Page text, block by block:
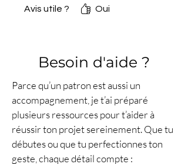
Crochet n°2,50 et n°1,50.
blocage.
Nombre de pelotes estimé :
XS–L : 1 écheveau de
chaque couleur / XL–6XL : 2
/ 7XL–8XL : 3.
Points utilisés
Maille en l’air (m.l.)
Avis utile ? Oui
Besoin d'aide ?
Parce qu’un patron est aussi un
accompagnement, je t’ai préparé
plusieurs ressources pour t’aider à
réussir ton projet sereinement. Que tu
débutes ou que tu perfectionnes ton
geste, chaque détail compte :